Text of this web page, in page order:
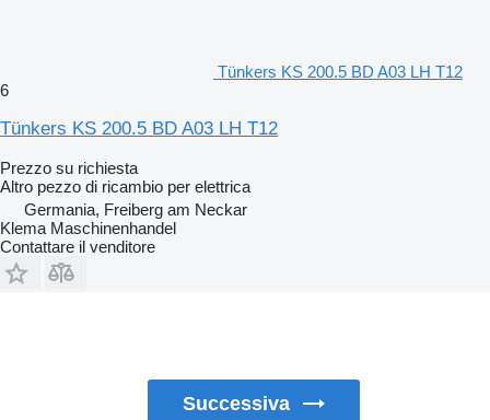
Tünkers KS 200.5 BD A03 LH T12
6
Tünkers KS 200.5 BD A03 LH T12
Prezzo su richiesta
Altro pezzo di ricambio per elettrica
Germania, Freiberg am Neckar
Klema Maschinenhandel
Contattare il venditore
Successiva